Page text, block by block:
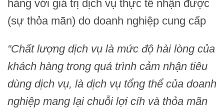
hàng với giá trị dịch vụ thực tế nhận được
(sự thỏa mãn) do doanh nghiệp cung cấp
“Chất lượng dịch vụ là mức độ hài lòng của
khách hàng trong quá trình cảm nhận tiêu
dùng dịch vụ, là dịch vụ tổng thể của doanh
nghiệp mang lại chuỗi lợi cíh và thỏa mãn